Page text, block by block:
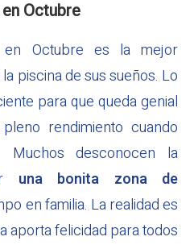
Octubre
en Octubre es la mejor
piscina de sus sueños. Lo
para que queda genial
rendimiento cuando
desconocen la
una bonita zona de
en familia. La realidad es
aporta felicidad para todos